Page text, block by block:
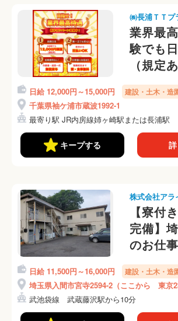
㈱長浦ＴＴプ
業界最
験でも
（規定
無料貸与
日給 12,000円～15,000円 建設・土木・造
千葉県袖ケ浦市蔵波1992-1
最寄り駅 JR内房線姉ヶ崎駅または長浦駅
キープする
株式会社アラ
【寮付
完備】
のお仕
し、身
急連絡
す◎
日給 11,500円～16,000円 建設・土木・造
埼玉県入間市宮寺2594-2（ここから 東
玉県 神奈川県等の現場に向かいます）
武池袋線 武蔵藤沢駅から10分